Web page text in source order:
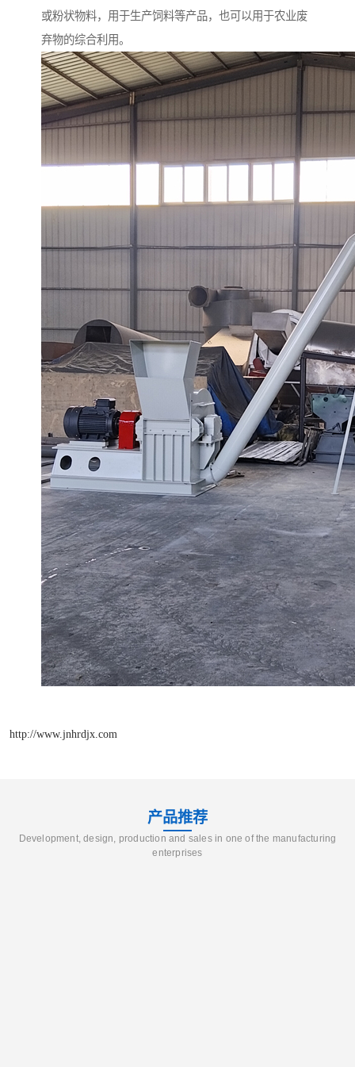
或粉状物料，用于生产饲料等产品，也可以用于农业废
弃物的综合利用。
http://www.jnhrdjx.com
产品推荐
Development, design, production and sales in one of the manufacturing
enterprises